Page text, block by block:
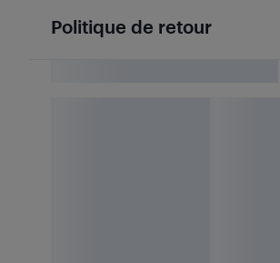
Politique de retour